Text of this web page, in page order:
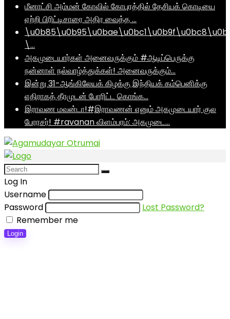
மீனாட்சி அம்மன் கோவில் கோபுரத்தில் தேசியக் கொடியை
ஏற்றி பிரிட்டிசாரை அதிர வைத்த …
\…
அகமுடையார்கள் அனைவருக்கும் #ஆடிப்பெருக்கு
நன்னாள் நல்வாழ்த்துக்கள்! அனைவருக்கும்…
இன்று 31-ஆங்கிலேயக் கிழக்கு இந்தியக் கம்பெனிக்கு
எதிராகத் தீரமுடன் போரிட்ட கொங்க…
இராவண மவன்டா!#இராவணன் எனும் அகமுடையார் குல
பேரரசர்! #ravanan விளம்பரம்: அகமுடை…
Log In
Username
Password
Lost Password?
Remember me
Login